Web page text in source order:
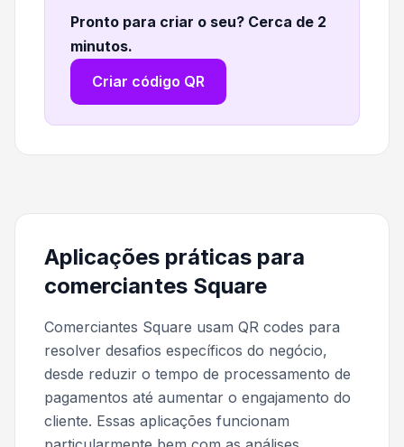
Pronto para criar o seu? Cerca de 2
minutos.
Criar código QR
Aplicações práticas para
comerciantes Square
Comerciantes Square usam QR codes para
resolver desafios específicos do negócio,
desde reduzir o tempo de processamento de
pagamentos até aumentar o engajamento do
cliente. Essas aplicações funcionam